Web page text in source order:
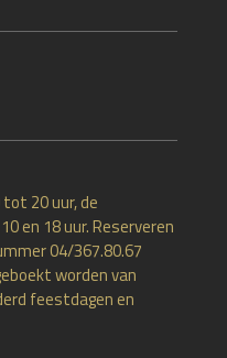
20 uur, de
en 18 uur. Reserveren
04/367.80.67
worden van
feestdagen en